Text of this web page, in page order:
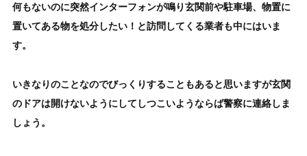
何もないのに突然インターフォンが鳴り玄関前や駐車場、物置に
置いてある物を処分したい！と訪問してくる業者も中にはいま
す。
いきなりのことなのでびっくりすることもあると思いますが玄関
のドアは開けないようにしてしつこいようならば警察に連絡しま
しょう。